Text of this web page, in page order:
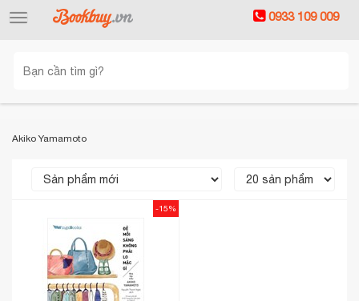
Toggle
0933 109 009
Akiko Yamamoto
-15%